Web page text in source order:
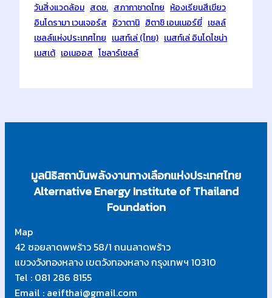
วันสิ่งแวดล้อม สดช. สภากาชาดไทย ห้องเรียนสีเขียว
อินโดรามา เวนเจอร์ส อิวาตานิ ฮิตาชิ เอนเนอร์ยี่ เชลล์
เชลล์แห่งประเทศไทย เนสท์เล่ (ไทย) เนสท์เล่ อินโดไชน่า
เนสเต้ เอเนออส โซลาร์เซลล์
มูลนิธิสถาบันพลังงานทางเลือกแห่งประเทศไทย
Alternative Energy Institute of Thailand
Foundation
Map
42 ซอยลาดพพร้าว 58/1 ถนนลาดพร้าว
แขวงวังทองหลาง เขตวังทองหลาง กรุงเทพฯ 10310
Tel : 081 286 8155
Email : aeifthai@gmail.com